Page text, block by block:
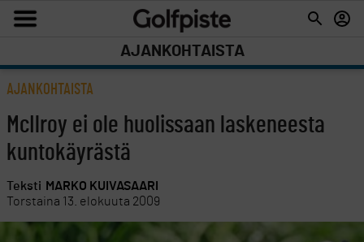
AJANKOHTAISTA
AJANKOHTAISTA
McIlroy ei ole huolissaan laskeneesta
kuntokäyrästä
Teksti MARKO KUIVASAARI
Torstaina 13. elokuuta 2009